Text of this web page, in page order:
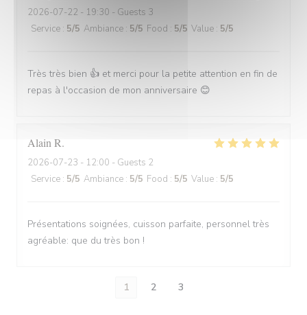
2026-07-22 - 19:30 - Guests 3
Service : 5/5 Ambiance : 5/5 Food : 5/5 Value : 5/5
Très très bien 👍 et merci pour la petite attention en fin de
repas à l'occasion de mon anniversaire 😊
Alain R
2026-07-23 - 12:00 - Guests 2
Service : 5/5 Ambiance : 5/5 Food : 5/5 Value : 5/5
Présentations soignées, cuisson parfaite, personnel très
agréable: que du très bon !
1 2 3